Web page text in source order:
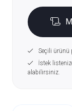
Seçili ürünü
İstek
alabilirsiniz.